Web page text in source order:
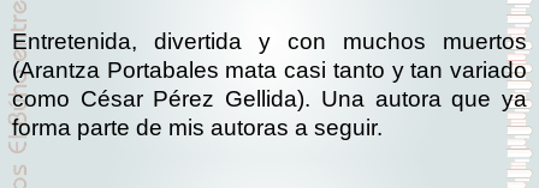
Entretenida, divertida y con muchos muertos
(Arantza Portabales mata casi tanto y tan variado
como César Pérez Gellida). Una autora que ya
forma parte de mis autoras a seguir.